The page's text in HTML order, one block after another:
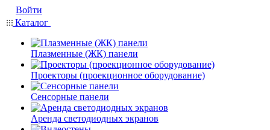
Войти
Каталог
Плазменные (ЖК) панели
Проекторы (проекционное оборудование)
Сенсорные панели
Аренда светодиодных экранов